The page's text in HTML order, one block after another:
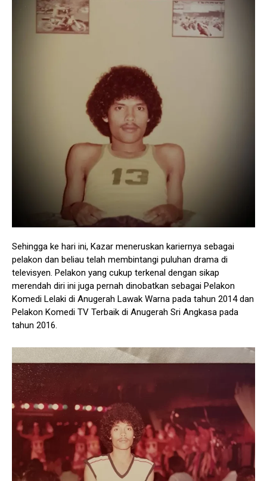
Sehingga ke hari ini, Kazar meneruskan kariernya sebagai
pelakon dan beliau telah membintangi puluhan drama di
televisyen. Pelakon yang cukup terkenal dengan sikap
merendah diri ini juga pernah dinobatkan sebagai Pelakon
Komedi Lelaki di Anugerah Lawak Warna pada tahun 2014 dan
Pelakon Komedi TV Terbaik di Anugerah Sri Angkasa pada
tahun 2016.